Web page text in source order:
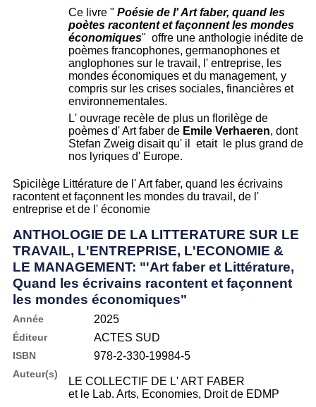
Ce livre " Poésie de l' Art faber, quand les
poètes racontent et façonnent les mondes
économiques" offre une anthologie inédite de
poèmes francophones, germanophones et
anglophones sur le travail, l' entreprise, les
mondes économiques et du management, y
compris sur les crises sociales, financières et
environnementales.
L' ouvrage recèle de plus un florilège de
poèmes d' Art faber deEmile Verhaeren, dont
Stefan Zweig disait qu' il etait le plus grand de
nos lyriques d' Europe.
Spicilège Littérature de l' Art faber, quand les écrivains
racontent et façonnent les mondes du travail, de l'
entreprise et de l' économie
ANTHOLOGIE DE LA LITTERATURE SUR LE
TRAVAIL, L'ENTREPRISE, L'ECONOMIE &
LE MANAGEMENT: "'Art faber et Littérature,
Quand les écrivains racontent et façonnent
les mondes économiques"
Année 2025
Éditeur ACTES SUD
ISBN 978-2-330-19984-5
Auteur(s)
LE COLLECTIF DE L' ART FABER
et le Lab. Arts, Economies, Droit de EDMP